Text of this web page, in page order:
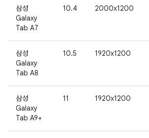
삼성
Galaxy
Tab A7
10.4 2000x1200
삼성
Galaxy
Tab A8
10.5 1920x1200
삼성
Galaxy
Tab A9+
11 1920x1200